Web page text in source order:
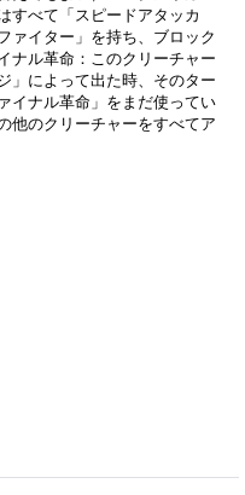
すべて「スピードアタッカ
ァイター」を持ち、ブロック
ナル革命：このクリーチャー
」によって出た時、そのター
イナル革命」をまだ使ってい
他のクリーチャーをすべてア